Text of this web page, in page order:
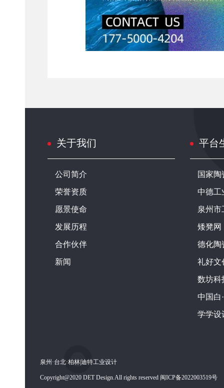
关于我们
公司简介
荣誉资质
愿景使命
发展历程
合作伙伴
新闻
平台
国家
中德工
泉州市
矮凳网
德化陶
礼好文
数坊科
中国白
学学设
泉州·台北·柏林|迪特工业设计
Copyright@2020 DET Design.All rights reserved 闽ICP备2022003519号